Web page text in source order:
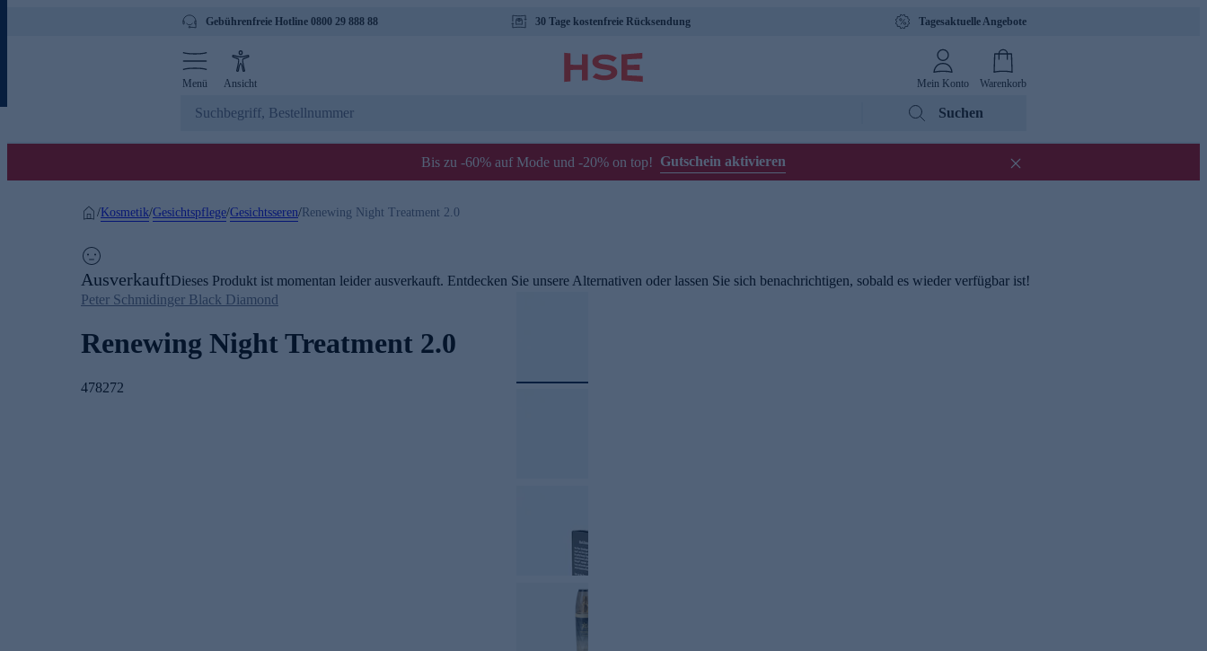
Gebührenfreie Hotline 0800 29 888 88 30 Tage kostenfreie Rücksendung Tagesaktuelle Angebote
Menü Ansicht Mein Konto Warenkorb
Suchen
Bis zu -60% auf Mode und -20% on top! Gutschein aktivieren
/Kosmetik/Gesichtspflege/Gesichtsseren/ Renewing Night Treatment 2.0
AusverkauftDieses Produkt ist momentan leider ausverkauft. Entdecken Sie unsere Alternativen oder lassen Sie sich benachrichtigen, sobald es wieder verfügbar ist!
Peter Schmidinger Black Diamond
Renewing Night Treatment 2.0
478272